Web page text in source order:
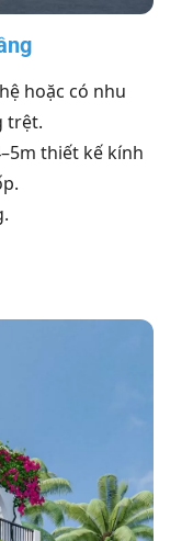
hoặc có nhu
trệt.
thiết kế kính